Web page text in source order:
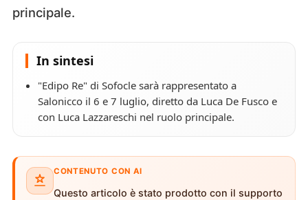
principale.
In sintesi
"Edipo Re" di Sofocle sarà rappresentato a
Salonicco il 6 e 7 luglio, diretto da Luca De Fusco e
con Luca Lazzareschi nel ruolo principale.
CONTENUTO CON AI
Questo articolo è stato prodotto con il supporto